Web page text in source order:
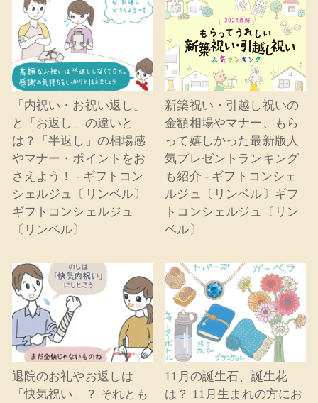
「内祝い・お祝い返し」
と「お返し」の違いと
は？「半返し」の相場感
やマナー・ポイントをお
さえよう！ - ギフトコン
シェルジュ〔リンベル〕
ギフトコンシェルジュ
〔リンベル〕
新築祝い・引越し祝いの
金額相場やマナー、もら
って嬉しかった最新版人
気プレゼントランキング
も紹介 - ギフトコンシェ
ルジュ〔リンベル〕ギフ
トコンシェルジュ〔リン
ベル〕
退院のお礼やお返しは
「快気祝い」？ それとも
11月の誕生石、誕生花
は？ 11月生まれの方にお